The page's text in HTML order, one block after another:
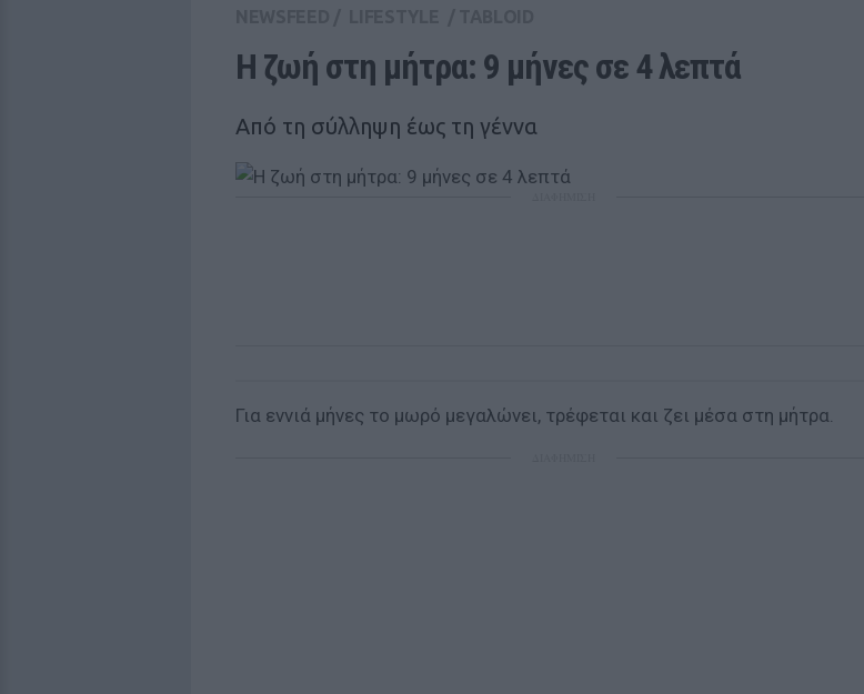
Η ζωή στη μήτρα: 9 μήνες σε 4 λεπτά
Από τη σύλληψη έως τη γέννα
Για εννιά μήνες το μωρό μεγαλώνει, τρέφεται και ζει μέσα στη μήτρα.